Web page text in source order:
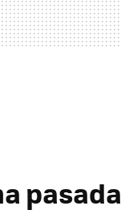
pasada